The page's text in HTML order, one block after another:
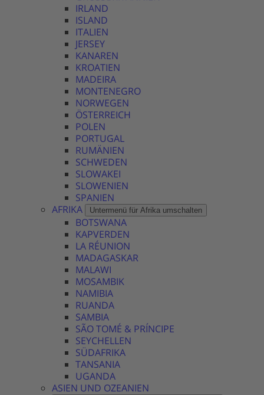
IRLAND
ISLAND
ITALIEN
JERSEY
KANAREN
KROATIEN
MADEIRA
MONTENEGRO
NORWEGEN
ÖSTERREICH
POLEN
PORTUGAL
RUMÄNIEN
SCHWEDEN
SLOWAKEI
SLOWENIEN
SPANIEN
AFRIKA
Untermenü für Afrika umschalten
BOTSWANA
KAPVERDEN
LA RÉUNION
MADAGASKAR
MALAWI
MOSAMBIK
NAMIBIA
RUANDA
SAMBIA
SÃO TOMÉ & PRÍNCIPE
SEYCHELLEN
SÜDAFRIKA
TANSANIA
UGANDA
ASIEN UND OZEANIEN